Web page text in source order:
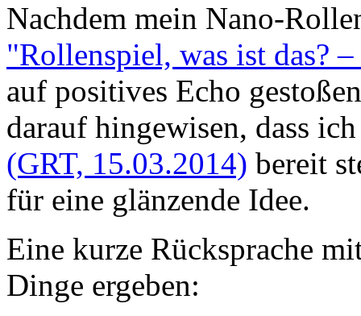
Nachdem mein Nano-
"Rollenspiel, was ist das?
auf positives Echo
darauf hingewisen, dass
(GRT, 15.03.2014) bereit
für eine glänzende Idee.
Eine kurze Rücksprache
Dinge ergeben: